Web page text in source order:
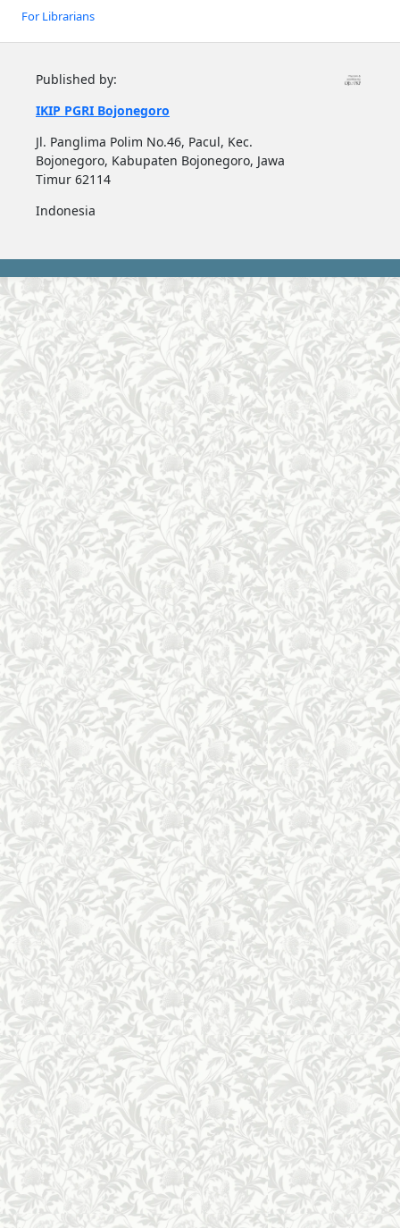
For Librarians
Published by:
IKIP PGRI Bojonegoro
Jl. Panglima Polim No.46, Pacul, Kec.
Bojonegoro, Kabupaten Bojonegoro, Jawa
Timur 62114
Indonesia